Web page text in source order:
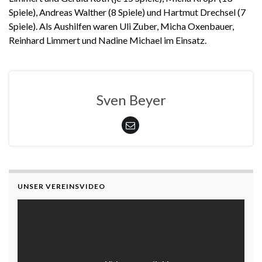
Spiele), Andreas Walther (8 Spiele) und Hartmut Drechsel (7
Spiele). Als Aushilfen waren Uli Zuber, Micha Oxenbauer,
Reinhard Limmert und Nadine Michael im Einsatz.
Sven Beyer
UNSER VEREINSVIDEO